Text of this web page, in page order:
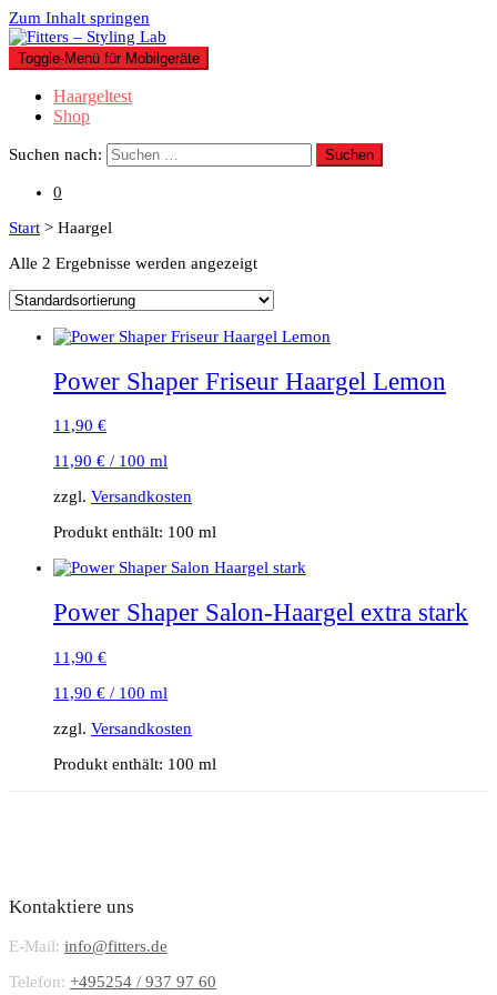
Zum Inhalt springen
Toggle-Menü für Mobilgeräte
Haargeltest
Shop
Suchen nach:
0
Start > Haargel
Alle 2 Ergebnisse werden angezeigt
Power Shaper Friseur Haargel Lemon
11,90 €
11,90 € / 100 ml
zzgl. Versandkosten
Produkt enthält: 100 ml
Power Shaper Salon-Haargel extra stark
11,90 €
11,90 € / 100 ml
zzgl. Versandkosten
Produkt enthält: 100 ml
Kontaktiere uns
E-Mail: info@fitters.de
Telefon: +495254 / 937 97 60